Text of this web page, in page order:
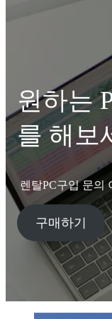
원하는
를 해보
렌탈PC구입 문의
구매하기